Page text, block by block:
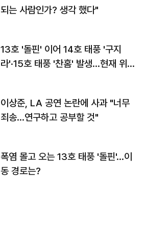
되는 사람인가? 생각 했다"
13호 '돌핀' 이어 14호 태풍 '구지
라'·15호 태풍 '찬홈' 발생…현재 위
이상준, LA 공연 논란에 사과 "너무
죄송…연구하고 공부할 것"
폭염 몰고 오는 13호 태풍 '돌핀'…이
동 경로는?